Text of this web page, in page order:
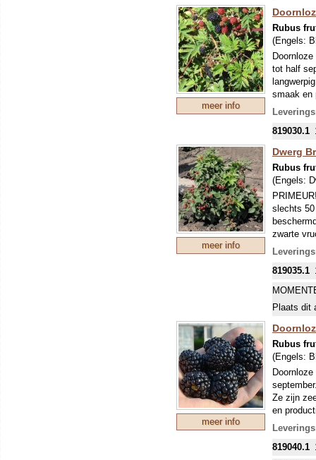
meer info
Rubus
(Engels:
tot half
smaak en
819030.1
meer info
Dwerg
Rubus
(Engels:
slechts
zwarte
De
819035.1
Plaats dit
meer info
Rubus
(Engels:
Ze zijn
en
819040.1